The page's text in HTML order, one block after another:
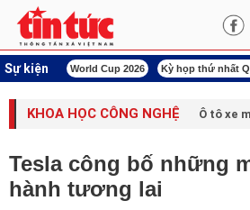
Sự kiện
Việt Nam World Cup 2026 Kỳ họp thứ nhất
KHOA HỌC CÔNG NGHỆ Ô tô xe
Tesla công bố những
hành tương lai